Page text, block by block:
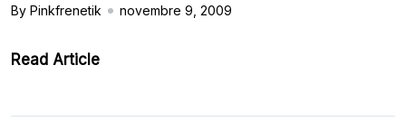
By Pinkfrenetik novembre 9, 2009
Read Article